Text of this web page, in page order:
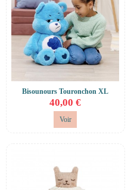
Bisounours Touronchon XL
40,00 €
Voir